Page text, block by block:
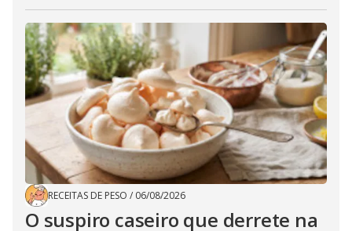
RECEITAS DE PESO / 06/08/2026
O suspiro caseiro que derrete na